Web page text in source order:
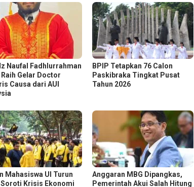
Naufal Fadhlurrahman
Gelar Doctor
Causa dari AUI
BPIP Tetapkan 76 Calon
Paskibraka Tingkat Pusat
Tahun 2026
Mahasiswa UI Turun
Krisis Ekonomi
Anggaran MBG Dipangkas,
Pemerintah Akui Salah Hitung